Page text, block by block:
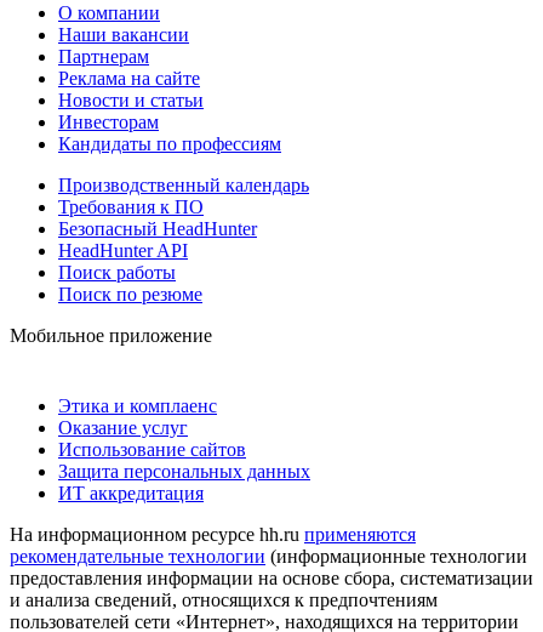
О компании
Наши вакансии
Партнерам
Реклама на сайте
Новости и статьи
Инвесторам
Кандидаты по профессиям
Производственный календарь
Требования к ПО
Безопасный HeadHunter
HeadHunter API
Поиск работы
Поиск по резюме
Мобильное приложение
Этика и комплаенс
Оказание услуг
Использование сайтов
Защита персональных данных
ИТ аккредитация
На информационном ресурсе hh.ru применяются
рекомендательные технологии (информационные технологии
предоставления информации на основе сбора, систематизации
и анализа сведений, относящихся к предпочтениям
пользователей сети «Интернет», находящихся на территории